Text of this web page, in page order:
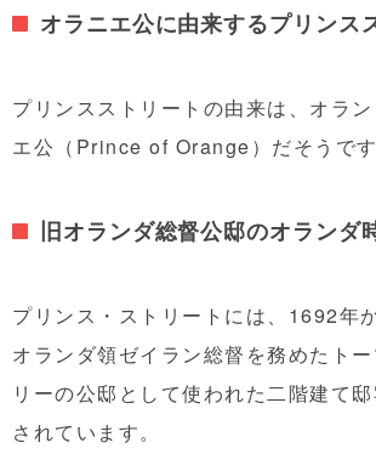
オラニエ公に由来するプリンス
プリンスストリートの由来は、オラ
エ公（Prince of Orange）だそうです
旧オランダ総督公邸のオランダ
プリンス・ストリートには、1692年
オランダ領ゼイラン総督を務めたトー
リーの公邸として使われた二階建て
されています。